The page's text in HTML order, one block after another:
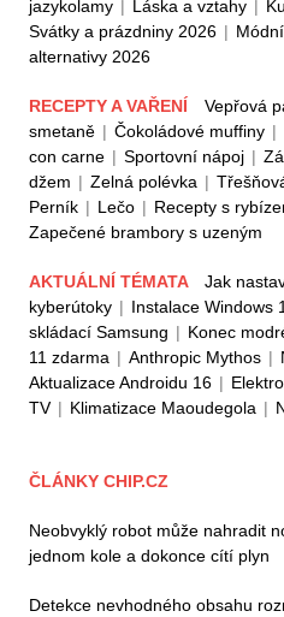
jazykolamy | Láska a vztahy |
Svátky a prázdniny 2026 |
alternativy 2026
RECEPTY A VAŘENÍ Vepřová
smetaně | Čokoládové muffiny |
con carne | Sportovní nápoj |
džem | Zelná polévka |
Perník | Lečo | Recepty s
Zapečené brambory s uzeným
AKTUÁLNÍ TÉMATA Jak
kyberútoky | Instalace Windows
skládací Samsung | Konec
11 zdarma | Anthropic Mythos |
Aktualizace Androidu 16 |
TV | Klimatizace Maoudegola |
ČLÁNKY CHIP.CZ
Neobvyklý robot může nahradit
jednom kole a dokonce cítí plyn
Detekce nevhodného obsahu